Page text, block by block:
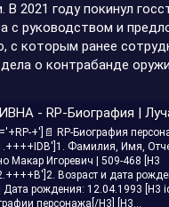
2021 году покинул
с руководством и
с которым ранее
о контрабанде
- RP-Биография | Лучано Макар
+']📄 RP-Биография
Фамилия, Имя,
Макар Игоревич | 509-468 [H3
Возраст и дата
Дата рождения: 12.04.1993 [H3
персонажа[/H3] [H3...